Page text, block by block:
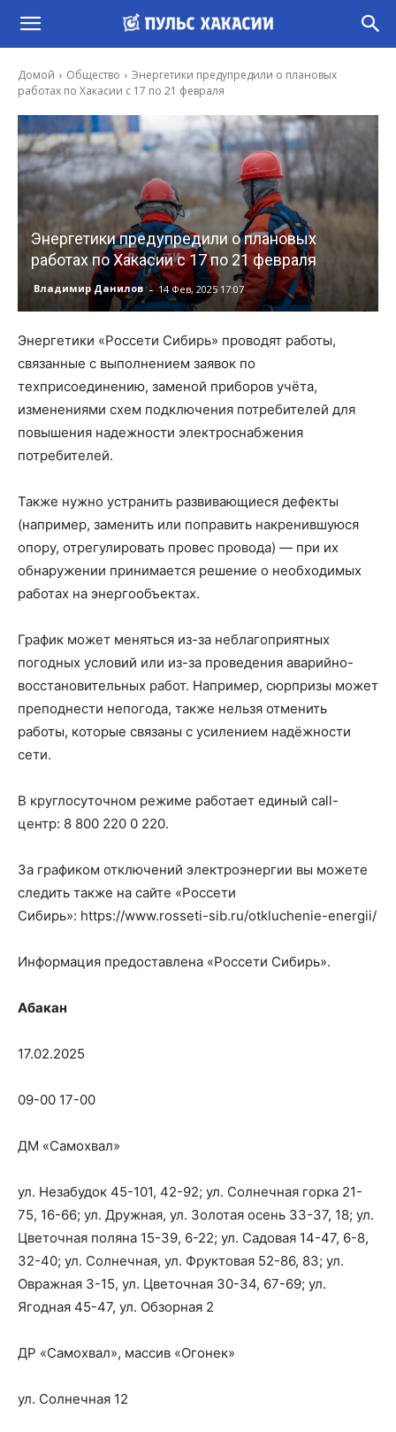
Домой Общество
Энергетики предупредили о плановых
работах по Хакасии с 17 по 21 февраля
Энергетики предупредили о плановых
работах по Хакасии с 17 по 21 февраля
Владимир Данилов - 14 Фев, 2025 17:07
Энергетики «Россети Сибирь» проводят работы,
связанные с выполнением заявок по
техприсоединению, заменой приборов учёта,
изменениями схем подключения потребителей для
повышения надежности электроснабжения
потребителей.
Также нужно устранить развивающиеся дефекты
(например, заменить или поправить накренившуюся
опору, отрегулировать провес провода) — при их
обнаружении принимается решение о необходимых
работах на энергообъектах.
График может меняться из-за неблагоприятных
погодных условий или из-за проведения аварийно-
восстановительных работ. Например, сюрпризы может
преподнести непогода, также нельзя отменить
работы, которые связаны с усилением надёжности
сети.
В круглосуточном режиме работает единый call-
центр: 8 800 220 0 220.
За графиком отключений электроэнергии вы можете
следить также на сайте «Россети
Сибирь»: https://www.rosseti-sib.ru/otkluchenie-energii/
Информация предоставлена «Россети Сибирь».
Абакан
17.02.2025
09-00 17-00
ДМ «Самохвал»
ул. Незабудок 45-101, 42-92; ул. Солнечная горка 21-
75, 16-66; ул. Дружная, ул. Золотая осень 33-37, 18; ул.
Цветочная поляна 15-39, 6-22; ул. Садовая 14-47, 6-8,
32-40; ул. Солнечная, ул. Фруктовая 52-86, 83; ул.
Овражная 3-15, ул. Цветочная 30-34, 67-69; ул.
Ягодная 45-47, ул. Обзорная 2
ДР «Самохвал», массив «Огонек»
ул. Солнечная 12